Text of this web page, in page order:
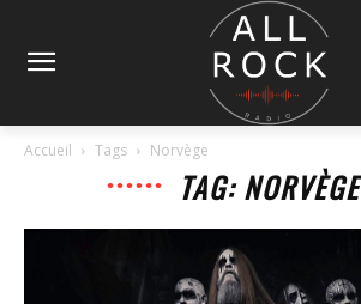
Accueil Tags Norvège
TAG: NORVÈGE